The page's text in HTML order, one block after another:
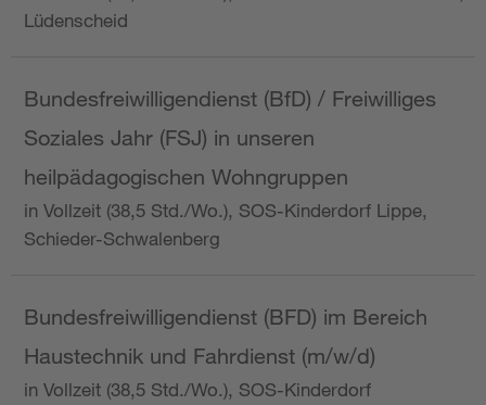
Lüdenscheid
Bundesfreiwilligendienst (BfD) / Freiwilliges
Soziales Jahr (FSJ) in unseren
heilpädagogischen Wohngruppen
in Vollzeit (38,5 Std./Wo.), SOS-Kinderdorf Lippe,
Schieder-Schwalenberg
Bundesfreiwilligendienst (BFD) im Bereich
Haustechnik und Fahrdienst (m/w/d)
in Vollzeit (38,5 Std./Wo.), SOS-Kinderdorf